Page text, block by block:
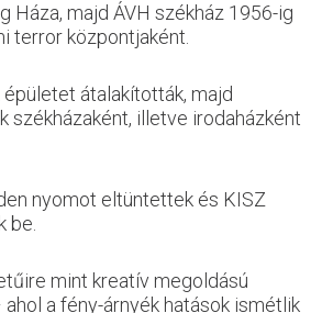
Háza, majd ÁVH székház 1956-ig
terror központjaként.
átalakították, majd
székházaként, illetve irodaházként
nyomot eltüntettek és KISZ
be.
mint kreatív megoldású
a fény-árnyék hatások ismétlik